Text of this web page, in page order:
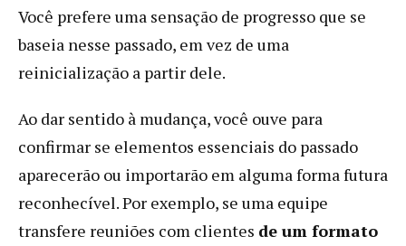
Você prefere uma sensação de progresso que se
baseia nesse passado, em vez de uma
reinicialização a partir dele.
Ao dar sentido à mudança, você ouve para
confirmar se elementos essenciais do passado
aparecerão ou importarão em alguma forma futura
reconhecível. Por exemplo, se uma equipe
transfere reuniões com clientes de um formato